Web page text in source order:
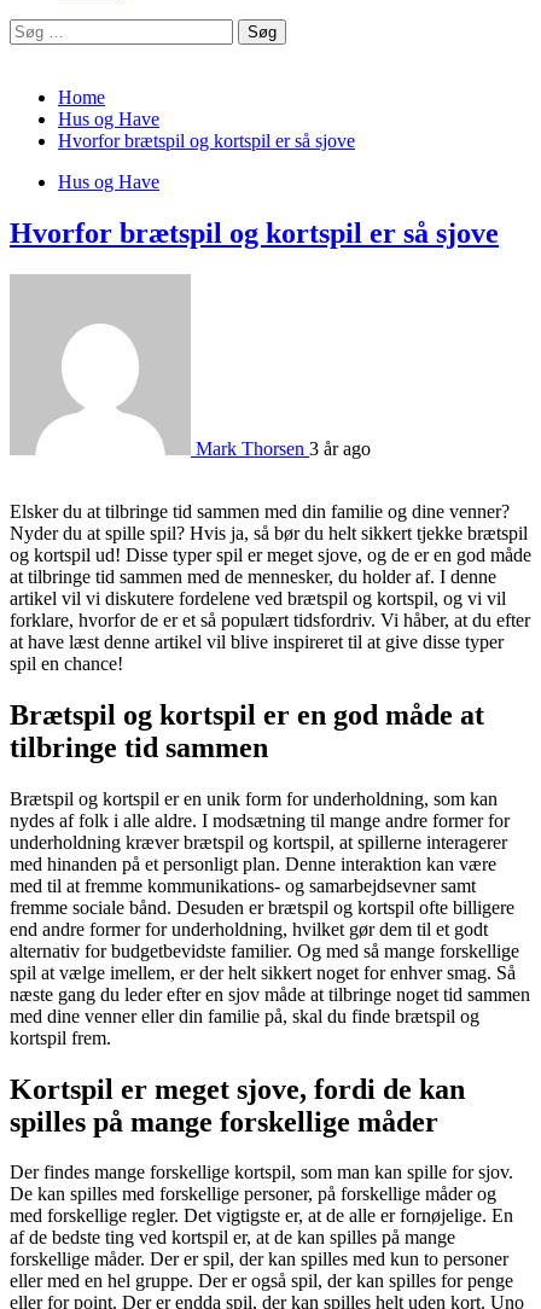
Søg
efter:
Home
Hus og Have
Hvorfor brætspil og kortspil er så sjove
Hus og Have
Hvorfor brætspil og kortspil er så sjove
Mark Thorsen 3 år ago
Elsker du at tilbringe tid sammen med din familie og dine venner?
Nyder du at spille spil? Hvis ja, så bør du helt sikkert tjekke brætspil
og kortspil ud! Disse typer spil er meget sjove, og de er en god måde
at tilbringe tid sammen med de mennesker, du holder af. I denne
artikel vil vi diskutere fordelene ved brætspil og kortspil, og vi vil
forklare, hvorfor de er et så populært tidsfordriv. Vi håber, at du efter
at have læst denne artikel vil blive inspireret til at give disse typer
spil en chance!
Brætspil og kortspil er en god måde at
tilbringe tid sammen
Brætspil og kortspil er en unik form for underholdning, som kan
nydes af folk i alle aldre. I modsætning til mange andre former for
underholdning kræver brætspil og kortspil, at spillerne interagerer
med hinanden på et personligt plan. Denne interaktion kan være
med til at fremme kommunikations- og samarbejdsevner samt
fremme sociale bånd. Desuden er brætspil og kortspil ofte billigere
end andre former for underholdning, hvilket gør dem til et godt
alternativ for budgetbevidste familier. Og med så mange forskellige
spil at vælge imellem, er der helt sikkert noget for enhver smag. Så
næste gang du leder efter en sjov måde at tilbringe noget tid sammen
med dine venner eller din familie på, skal du finde brætspil og
kortspil frem.
Kortspil er meget sjove, fordi de kan
spilles på mange forskellige måder
Der findes mange forskellige kortspil, som man kan spille for sjov.
De kan spilles med forskellige personer, på forskellige måder og
med forskellige regler. Det vigtigste er, at de alle er fornøjelige. En
af de bedste ting ved kortspil er, at de kan spilles på mange
forskellige måder. Der er spil, der kan spilles med kun to personer
eller med en hel gruppe. Der er også spil, der kan spilles for penge
eller for point. Der er endda spil, der kan spilles helt uden kort. Uno